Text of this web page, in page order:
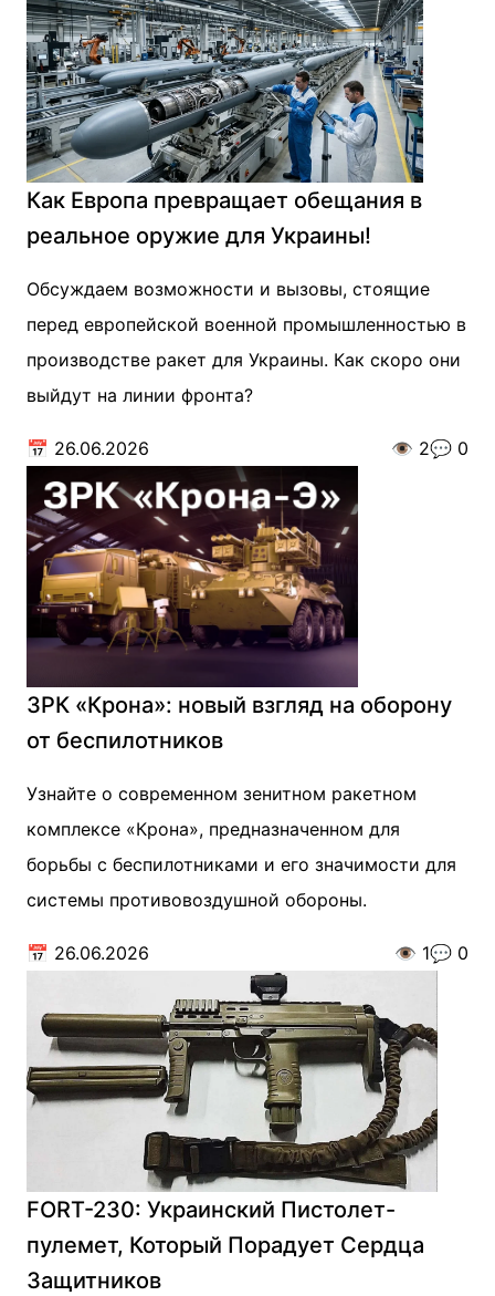
Как Европа превращает обещания в
реальное оружие для Украины!
Обсуждаем возможности и вызовы, стоящие
перед европейской военной промышленностью в
производстве ракет для Украины. Как скоро они
выйдут на линии фронта?
📅 26.06.2026 👁️ 2💬 0
ЗРК «Крона»: новый взгляд на оборону
от беспилотников
Узнайте о современном зенитном ракетном
комплексе «Крона», предназначенном для
борьбы с беспилотниками и его значимости для
системы противовоздушной обороны.
📅 26.06.2026 👁️ 1💬 0
FORT-230: Украинский Пистолет-
пулемет, Который Порадует Сердца
Защитников